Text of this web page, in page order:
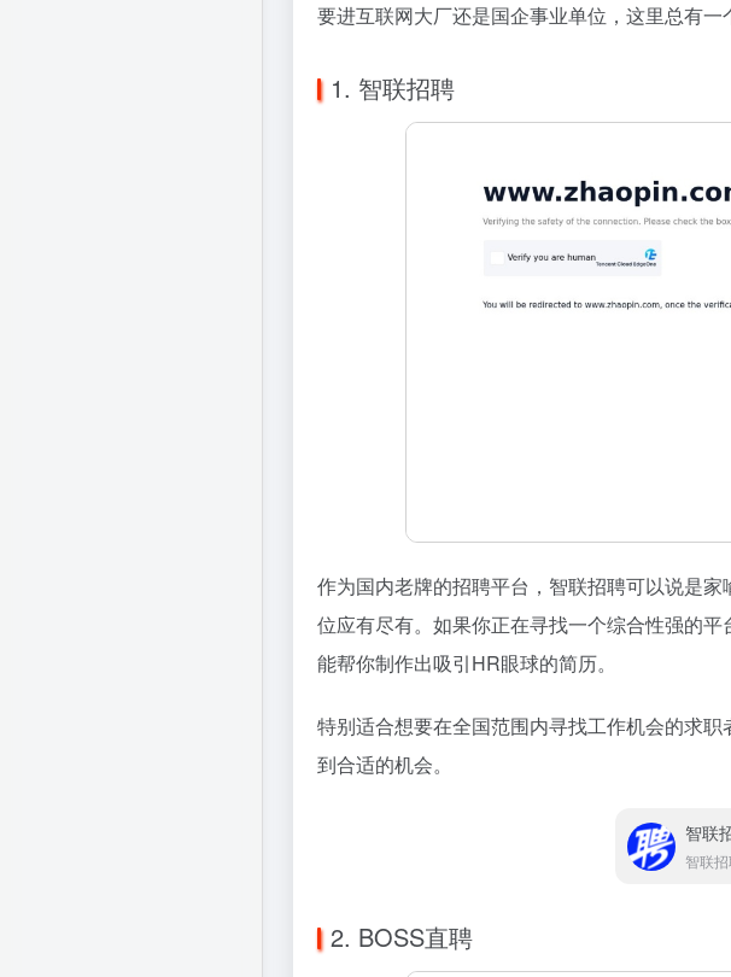
要进互联网大厂还是国企事业单位，这里总有一
1. 智联招聘
作为国内老牌的招聘平台，智联招聘可以说是
位应有尽有。如果你正在寻找一个综合性强的
能帮你制作出吸引HR眼球的简历。
特别适合想要在全国范围内寻找工作机会的求
到合适的机会。
智联
智联
2. BOSS直聘